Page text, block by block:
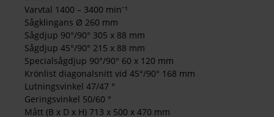
Varvtal 1400 – 3400 min⁻¹
Sågklingans Ø 260 mm
Sågdjup 90°/90° 305 x 88 mm
Sågdjup 45°/90° 215 x 88 mm
Specialsågdjup 90°/90° 60 x 120 mm
Krönlist diagonalsnitt vid 45°/90° 168 mm
Lutningsvinkel 47/47 °
Geringsvinkel 50/60 °
Mått (B x D x H) 713 x 500 x 470 mm